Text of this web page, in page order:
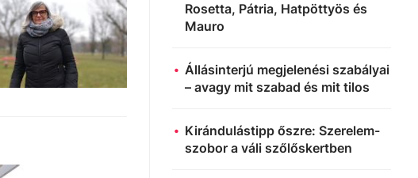
Rosetta, Pátria, Hatpöttyös és
Mauro
Állásinterjú megjelenési szabályai
– avagy mit szabad és mit tilos
Kirándulástipp őszre: Szerelem-
szobor a váli szőlőskertben